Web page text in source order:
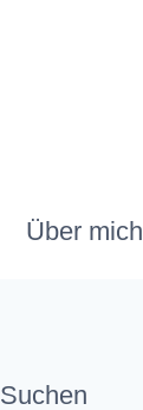
Über mich
Suchen